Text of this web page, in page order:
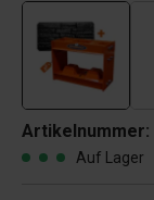
Artikelnummer:
Auf Lager